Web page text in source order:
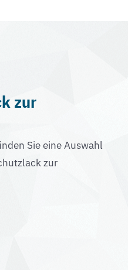
zur
Sie eine Auswahl
zur